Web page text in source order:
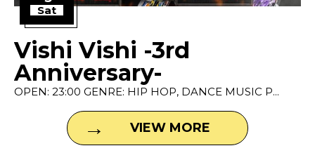
Sat
Vishi Vishi -3rd
Anniversary-
OPEN: 23:00 GENRE: HIP HOP, DANCE MUSIC P...
VIEW MORE